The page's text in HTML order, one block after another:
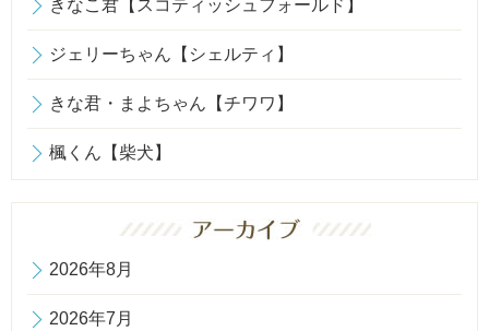
きなこ君【スコティッシュフォールド】
ジェリーちゃん【シェルティ】
きな君・まよちゃん【チワワ】
楓くん【柴犬】
2026年8月
2026年7月